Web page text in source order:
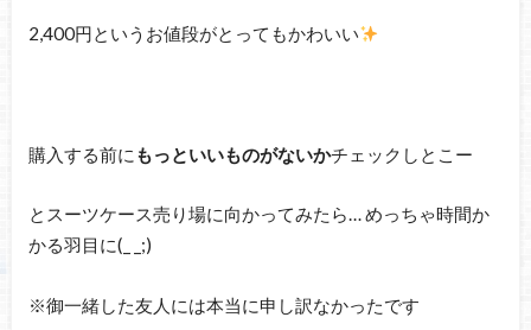
2,400円というお値段がとってもかわいい
購入する前に もっといいものがないかチェックしとこー
とスーツケース売り場に向かってみたら… めっちゃ時間か
かる羽目に(_ _;)
※御一緒した友人には本当に申し訳なかったです